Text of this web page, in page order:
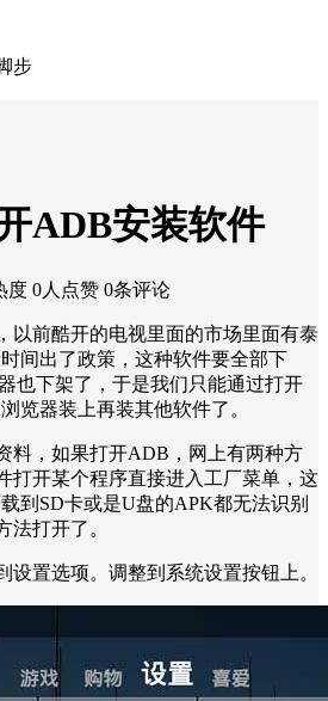
步
ADB安装软件
度 0人点赞 0条评论
以前酷开的电视里面的市场里面有泰
间出了政策，这种软件要全部下
也下架了，于是我们只能通过打开
览器装上再装其他软件了。
料，如果打开ADB，网上有两种方
打开某个程序直接进入工厂菜单，这
到SD卡或是U盘的APK都无法识别
法打开了。
设置选项。调整到系统设置按钮上。